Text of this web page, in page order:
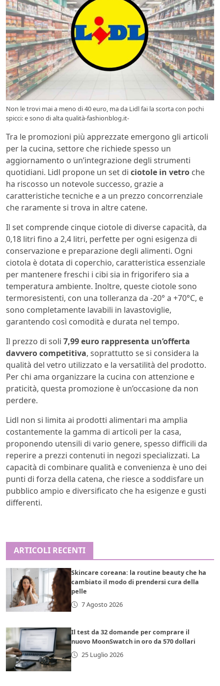
Non le trovi mai a meno di 40 euro, ma da Lidl fai la scorta con pochi
spicci: e sono di alta qualità-fashionblog.it-
Tra le promozioni più apprezzate emergono gli articoli
per la cucina, settore che richiede spesso un
aggiornamento o un’integrazione degli strumenti
quotidiani. Lidl propone un set di ciotole in vetro che
ha riscosso un notevole successo, grazie a
caratteristiche tecniche e a un prezzo concorrenziale
che raramente si trova in altre catene.
Il set comprende cinque ciotole di diverse capacità, da
0,18 litri fino a 2,4 litri, perfette per ogni esigenza di
conservazione e preparazione degli alimenti. Ogni
ciotola è dotata di coperchio, caratteristica essenziale
per mantenere freschi i cibi sia in frigorifero sia a
temperatura ambiente. Inoltre, queste ciotole sono
termoresistenti, con una tolleranza da -20° a +70°C, e
sono completamente lavabili in lavastoviglie,
garantendo così comodità e durata nel tempo.
Il prezzo di soli 7,99 euro rappresenta un’offerta
davvero competitiva, soprattutto se si considera la
qualità del vetro utilizzato e la versatilità del prodotto.
Per chi ama organizzare la cucina con attenzione e
praticità, questa promozione è un’occasione da non
perdere.
Lidl non si limita ai prodotti alimentari ma amplia
costantemente la gamma di articoli per la casa,
proponendo utensili di vario genere, spesso difficili da
reperire a prezzi contenuti in negozi specializzati. La
capacità di combinare qualità e convenienza è uno dei
punti di forza della catena, che riesce a soddisfare un
pubblico ampio e diversificato che ha esigenze e gusti
differenti.
ARTICOLI RECENTI
Skincare coreana: la routine beauty che ha
cambiato il modo di prendersi cura della
pelle
7 Agosto 2026
Il test da 32 domande per comprare il
nuovo MoonSwatch in oro da 570 dollari
25 Luglio 2026